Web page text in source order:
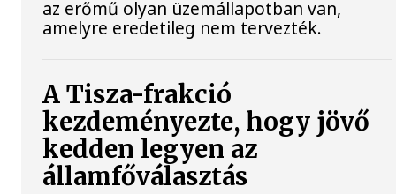
az erőmű olyan üzemállapotban van,
amelyre eredetileg nem tervezték.
A Tisza-frakció
kezdeményezte, hogy jövő
kedden legyen az
államfőválasztás